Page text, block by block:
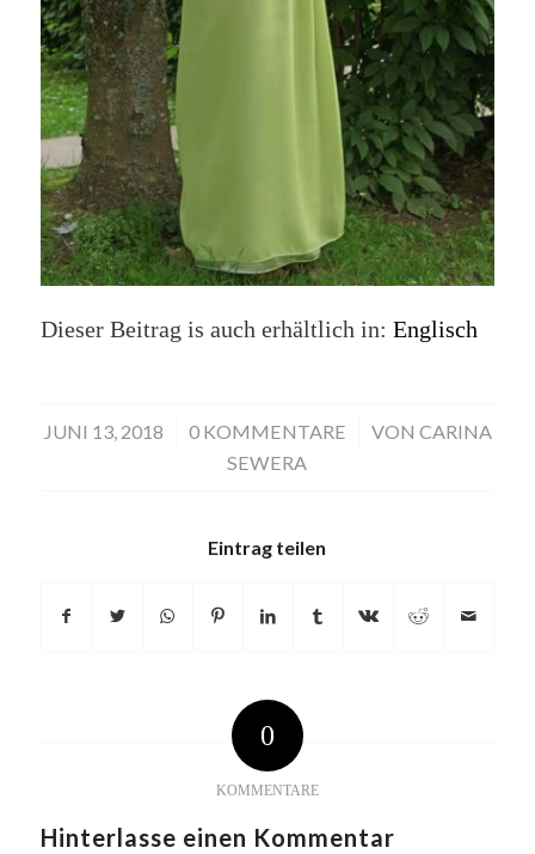
Dieser Beitrag is auch erhältlich in: Englisch
JUNI 13, 2018
/ 0 KOMMENTARE
/ VON CARINA
SEWERA
Eintrag teilen
0
KOMMENTARE
Hinterlasse einen Kommentar